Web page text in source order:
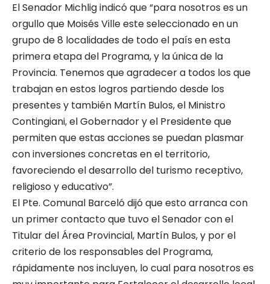
El Senador Michlig indicó que “para nosotros es un
orgullo que Moisés Ville este seleccionado en un
grupo de 8 localidades de todo el país en esta
primera etapa del Programa, y la única de la
Provincia. Tenemos que agradecer a todos los que
trabajan en estos logros partiendo desde los
presentes y también Martín Bulos, el Ministro
Contingiani, el Gobernador y el Presidente que
permiten que estas acciones se puedan plasmar
con inversiones concretas en el territorio,
favoreciendo el desarrollo del turismo receptivo,
religioso y educativo”.
El Pte. Comunal Barceló dijó que esto arranca con
un primer contacto que tuvo el Senador con el
Titular del Área Provincial, Martín Bulos, y por el
criterio de los responsables del Programa,
rápidamente nos incluyen, lo cual para nosotros es